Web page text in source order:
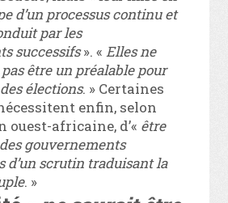
d’un processus continu et
par les
successifs». « Elles ne
être un préalable pour
élections. » Certaines
enfin, selon
ouest-africaine, d’« être
gouvernements
d’un scrutin traduisant la
. »